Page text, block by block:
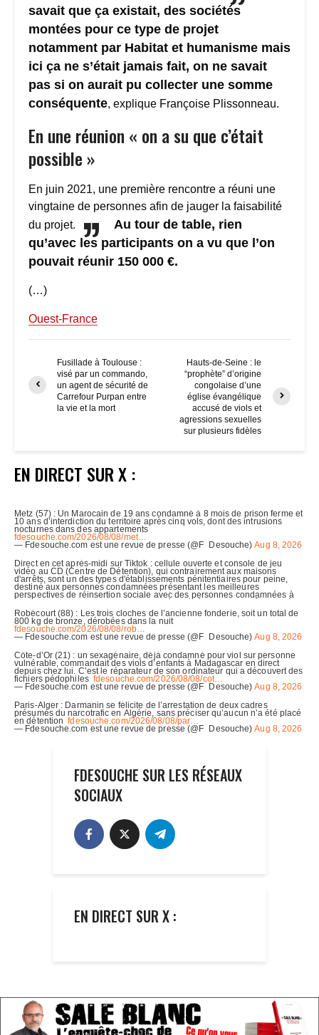
savait que ça existait, des sociétés
montées pour ce type de projet
notamment par Habitat et humanisme mais
ici ça ne s’était jamais fait, on ne savait
pas si on aurait pu collecter une somme
conséquente​, explique Françoise Plissonneau.
En une réunion « on a su que c’était
possible »
En juin 2021, une première rencontre a réuni une
vingtaine de personnes afin de jauger la faisabilité
du projet.
Au tour de table, rien
qu’avec les participants on a vu que l’on
pouvait réunir 150 000 €.
(…)
Ouest-France
Fusillade à Toulouse :
visé par un commando,
un agent de sécurité de
Carrefour Purpan entre
la vie et la mort
Hauts-de-Seine : le
“prophète” d’origine
congolaise d’une
église évangélique
accusé de viols et
agressions sexuelles
sur plusieurs fidèles
EN DIRECT SUR X :
FDESOUCHE SUR LES RÉSEAUX
SOCIAUX
EN DIRECT SUR X :